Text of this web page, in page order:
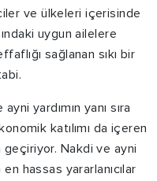
ve ülkeleri içerisinde
uygun ailelere
sağlanan sıkı bir
yardımın yanı sıra
katılımı da içeren
Nakdi ve ayni
hassas yararlanıcılar